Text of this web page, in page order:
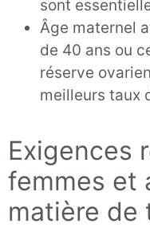
sont
Âge maternel
de 40 ans ou
réserve
meilleurs taux
Exigences
femmes et
matière de